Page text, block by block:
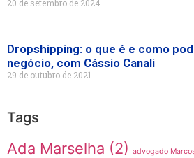
20 de setembro de 2024
Dropshipping: o que é e como
negócio, com Cássio Canali
29 de outubro de 2021
Tags
Ada Marselha (2) advogado